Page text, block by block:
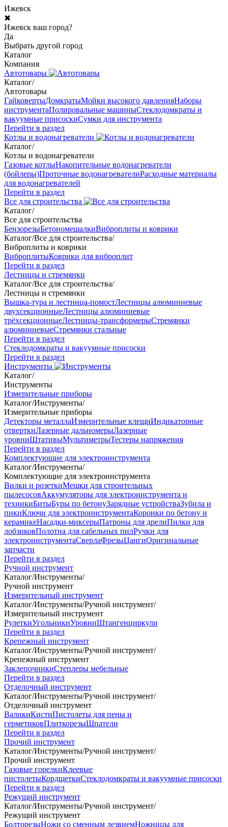
Ижевск
✖
Ижевск ваш город?
Да
Выбрать другой город
Каталог
Компания
Автотовары
Каталог/
Автотовары
ГайковертыДомкратыМойки высокого давленияНаборы
инструментаПолировальные машиныСтеклодомкраты и
вакуумные присоскиСумки для инструмента
Перейти в раздел
Котлы и водонагреватели
Каталог/
Котлы и водонагреватели
Газовые котлыНакопительные водонагреватели
(бойлеры)Проточные водонагревателиРасходные материалы
для водонагревателей
Перейти в раздел
Все для строительства
Каталог/
Все для строительства
БензорезыБетономешалкиВиброплиты и коврики
Каталог/Все для строительства/
Виброплиты и коврики
ВиброплитыКоврики для виброплит
Перейти в раздел
Лестницы и стремянки
Каталог/Все для строительства/
Лестницы и стремянки
Вышка-тура и лестница-помостЛестницы алюминиевые
двухсекционныеЛестницы алюминиевые
трёхсекционныеЛестницы-трансформерыСтремянки
алюминиевыеСтремянки стальные
Перейти в раздел
Стеклодомкраты и вакуумные присоски
Перейти в раздел
Инструменты
Каталог/
Инструменты
Измерительные приборы
Каталог/Инструменты/
Измерительные приборы
Детекторы металлаИзмерительные клещиИндикаторные
отверткиЛазерные дальномерыЛазерные
уровниШтативыМультиметрыТестеры напряжения
Перейти в раздел
Комплектующие для электроинструмента
Каталог/Инструменты/
Комплектующие для электроинструмента
Вилки и розеткиМешки для строительных
пылесосовАккумуляторы для электроинструмента и
техникиБитыБуры по бетонуЗарядные устройстваЗубила и
пикиКлючи для электроинструментаКоронки по бетону и
керамикеНасадки-миксерыПатроны для дрелиПилки для
лобзиковПолотна для сабельных пилРучки для
электроинструментаСверлаФрезыЦангиОригинальные
запчасти
Перейти в раздел
Ручной инструмент
Каталог/Инструменты/
Ручной инструмент
Измерительный инструмент
Каталог/Инструменты/Ручной инструмент/
Измерительный инструмент
РулеткиУгольникиУровниШтангенциркули
Перейти в раздел
Крепежный инструмент
Каталог/Инструменты/Ручной инструмент/
Крепежный инструмент
ЗаклепочникиСтеплеры мебельные
Перейти в раздел
Отделочный инструмент
Каталог/Инструменты/Ручной инструмент/
Отделочный инструмент
ВаликиКистиПистолеты для пены и
герметиковПлиткорезыШпатели
Перейти в раздел
Прочий инструмент
Каталог/Инструменты/Ручной инструмент/
Прочий инструмент
Газовые горелкиКлеевые
пистолетыКордщеткиСтеклодомкраты и вакуумные присоски
Перейти в раздел
Режущий инструмент
Каталог/Инструменты/Ручной инструмент/
Режущий инструмент
БолторезыНожи со сменным лезвиемНожницы для